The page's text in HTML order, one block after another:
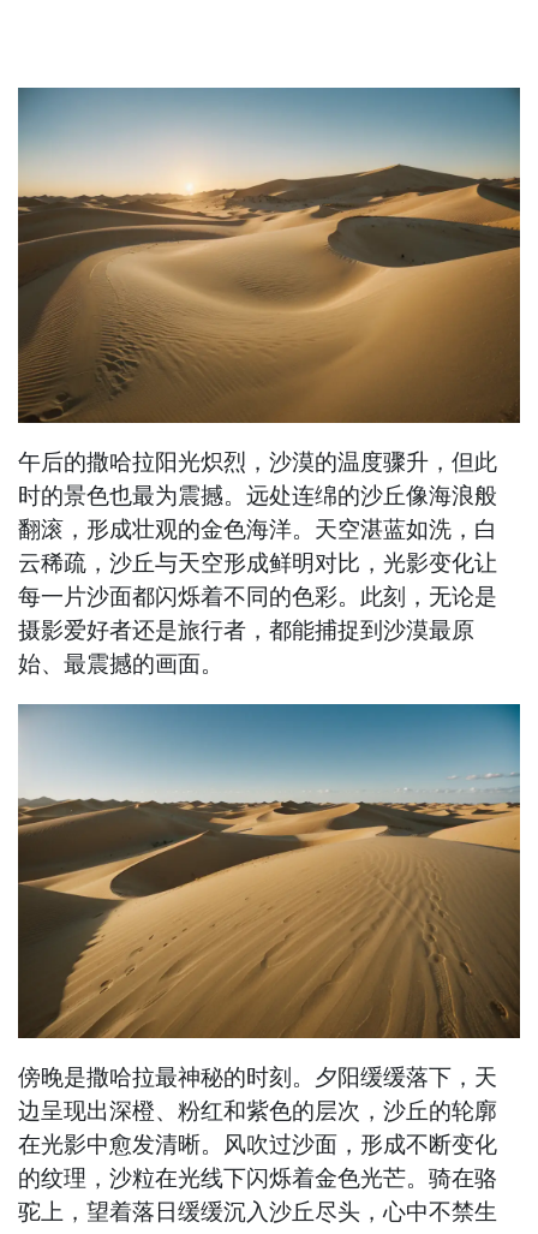
午后的撒哈拉阳光炽烈，沙漠的温度骤升，但此
时的景色也最为震撼。远处连绵的沙丘像海浪般
翻滚，形成壮观的金色海洋。天空湛蓝如洗，白
云稀疏，沙丘与天空形成鲜明对比，光影变化让
每一片沙面都闪烁着不同的色彩。此刻，无论是
摄影爱好者还是旅行者，都能捕捉到沙漠最原
始、最震撼的画面。
傍晚是撒哈拉最神秘的时刻。夕阳缓缓落下，天
边呈现出深橙、粉红和紫色的层次，沙丘的轮廓
在光影中愈发清晰。风吹过沙面，形成不断变化
的纹理，沙粒在光线下闪烁着金色光芒。骑在骆
驼上，望着落日缓缓沉入沙丘尽头，心中不禁生